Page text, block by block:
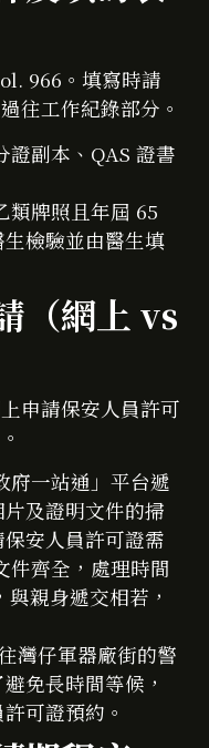
966。填寫時請
往工作紀錄部分。
證副本、QAS 證書
類牌照且年屆 65
檢驗並由醫生填
（網上 vs
申請保安人員許可
府一站通」平台遞
及證明文件的掃
安人員許可證需
件齊全，處理時間
親身遞交相若，
灣仔軍器廠街的警
免長時間等候，
可證預約。